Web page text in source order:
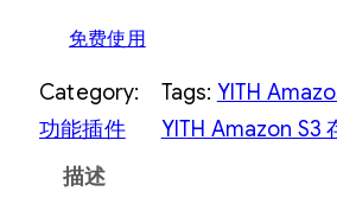
免费使用
Category:
功能插件
Tags: YITH
YITH Amazon S3
描述